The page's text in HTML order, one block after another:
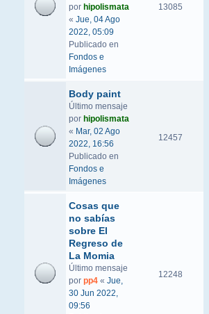
por hipolismata
« Jue, 04 Ago
2022, 05:09
Publicado en
Fondos e
Imágenes
13085
Body paint
Último mensaje
por hipolismata
« Mar, 02 Ago
2022, 16:56
Publicado en
Fondos e
Imágenes
12457
Cosas que
no sabías
sobre El
Regreso de
La Momia
Último mensaje
por pp4 « Jue,
30 Jun 2022,
09:56
12248